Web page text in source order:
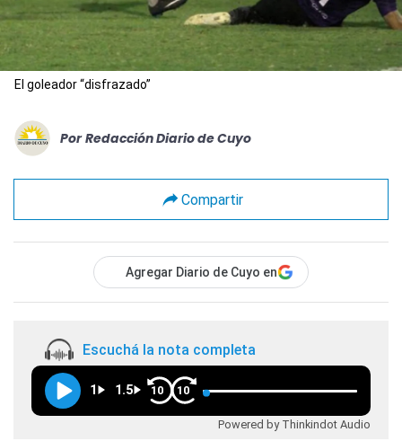
El goleador “disfrazado”
Por Redacción Diario de Cuyo
Compartir
Agregar Diario de Cuyo en
Escuchá la nota completa
1 1.5 10 10
Powered by Thinkindot Audio